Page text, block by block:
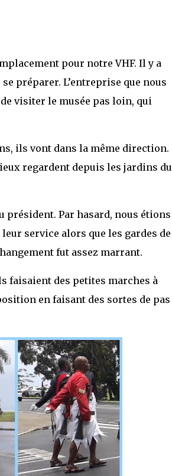
pour notre VHF. Il y a
préparer. L’entreprise que nous
visiter le musée pas loin, qui
ils vont dans la même direction.
regardent depuis les jardins du
président. Par hasard, nous étions
service alors que les gardes de
fut assez marrant.
faisaient des petites marches à
en faisant des sortes de pas